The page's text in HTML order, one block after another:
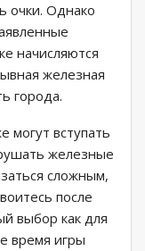
очки. Однако
начисляются
железная
города.
могут вступать
железные
сложным,
после
выбор как для
время игры